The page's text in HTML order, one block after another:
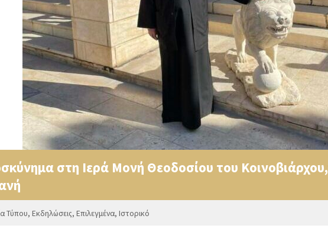
στη Ιερά Μονή Θεοδοσίου του
Τύπου, Εκδηλώσεις, Επιλεγμένα, Ιστορικό